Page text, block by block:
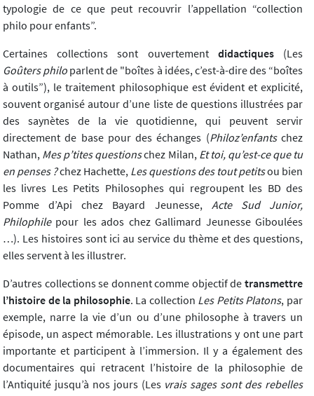
typologie de ce que peut recouvrir l’appellation “collection
philo pour enfants”.
Certaines collections sont ouvertement didactiques(Les
Goûters philo parlent de "boîtes à idées, c’est-à-dire des “boîtes
à outils”), le traitement philosophique est évident et explicité,
souvent organisé autour d’une liste de questions illustrées par
des saynètes de la vie quotidienne, qui peuvent servir
directement de base pour des échanges (Philoz’enfantschez
Nathan, Mes p’tites questionschez Milan, Et toi, qu’est-ce que tu
en penses ?chez Hachette, Les questions des tout petitsou bien
les livres Les Petits Philosophes qui regroupent les BD des
Pomme d’Api chez Bayard Jeunesse, Acte Sud Junior,
Philophilepour les ados chez Gallimard Jeunesse Giboulées
…). Les histoires sont ici au service du thème et des questions,
elles servent à les illustrer.
D’autres collections se donnent comme objectif de transmettre
l’histoire de la philosophie. La collection Les Petits Platons, par
exemple, narre la vie d’un ou d’une philosophe à travers un
épisode, un aspect mémorable. Les illustrations y ont une part
importante et participent à l’immersion. Il y a également des
documentaires qui retracent l’histoire de la philosophie de
l’Antiquité jusqu’à nos jours (Les vrais sages sont des rebelles